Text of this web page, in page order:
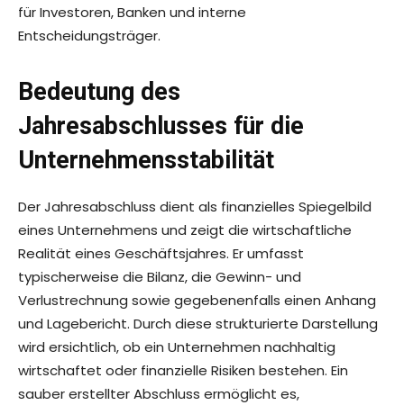
für Investoren, Banken und interne
Entscheidungsträger.
Bedeutung des
Jahresabschlusses für die
Unternehmensstabilität
Der Jahresabschluss dient als finanzielles Spiegelbild
eines Unternehmens und zeigt die wirtschaftliche
Realität eines Geschäftsjahres. Er umfasst
typischerweise die Bilanz, die Gewinn- und
Verlustrechnung sowie gegebenenfalls einen Anhang
und Lagebericht. Durch diese strukturierte Darstellung
wird ersichtlich, ob ein Unternehmen nachhaltig
wirtschaftet oder finanzielle Risiken bestehen. Ein
sauber erstellter Abschluss ermöglicht es,